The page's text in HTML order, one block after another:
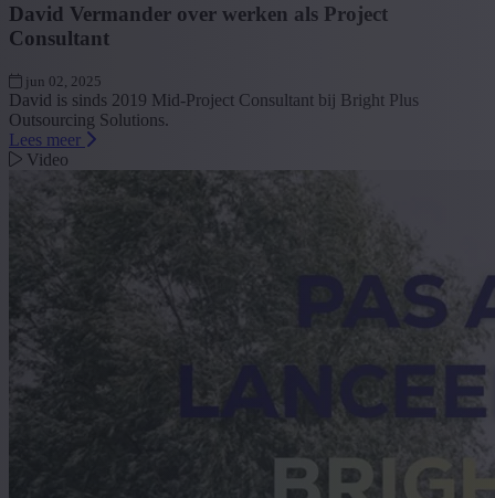
David Vermander over werken als Project
Consultant
jun 02, 2025
David is sinds 2019 Mid-Project Consultant bij Bright Plus
Outsourcing Solutions.
Lees meer
Video